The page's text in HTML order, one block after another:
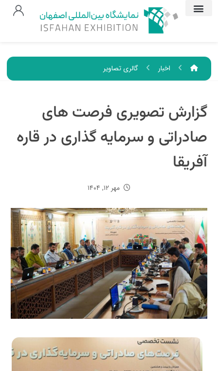
اخبار گالری تصاویر
گزارش تصویری فرصت های
صادراتی و سرمایه گذاری در قاره
آفریقا
مهر ۱۲, ۱۴۰۴